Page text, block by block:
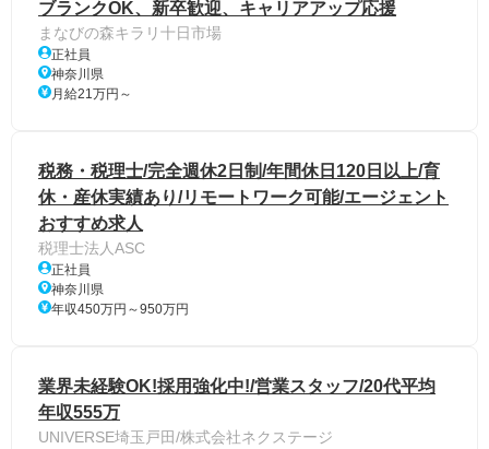
ブランクOK、新卒歓迎、キャリアアップ応援
まなびの森キラリ十日市場
正社員
神奈川県
月給21万円～
税務・税理士/完全週休2日制/年間休日120日以上/育
休・産休実績あり/リモートワーク可能/エージェント
おすすめ求人
税理士法人ASC
正社員
神奈川県
年収450万円～950万円
業界未経験OK!採用強化中!/営業スタッフ/20代平均
年収555万
UNIVERSE埼玉戸田/株式会社ネクステージ